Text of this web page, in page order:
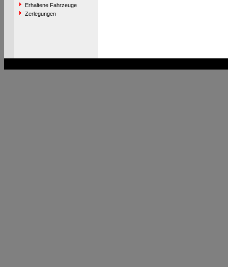
Erhaltene Fahrzeuge
Zerlegungen